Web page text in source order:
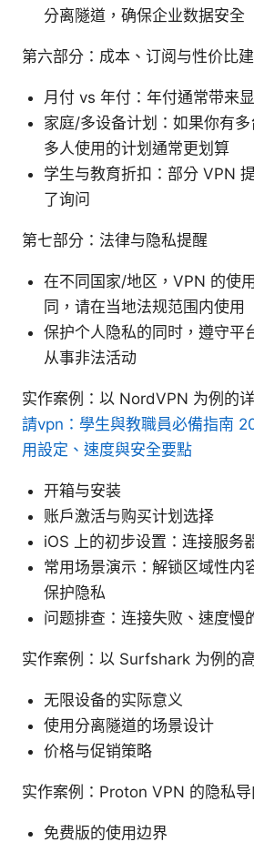
分离隧道，确保企业数据安全
第六部分：成本、订阅与性价比
月付 vs 年付：年付通常带来
家庭/多设备计划：如果你有
多人使用的计划通常更划算
学生与教育折扣：部分 VPN
了询问
第七部分：法律与隐私提醒
在不同国家/地区，VPN 的使
同，请在当地法规范围内使用
保护个人隐私的同时，遵守平
从事非法活动
实作案例：以 NordVPN 为例的
請vpn：學生與教職員必備指南
用設定、速度與安全要點
开箱与安装
账户激活与购买计划选择
iOS 上的初步设置：连接服务
常用场景演示：解锁区域性内
保护隐私
问题排查：连接失败、速度慢
实作案例：以 Surfshark 为例的
无限设备的实际意义
使用分离隧道的场景设计
价格与促销策略
实作案例：Proton VPN 的隐私
免费版的使用边界